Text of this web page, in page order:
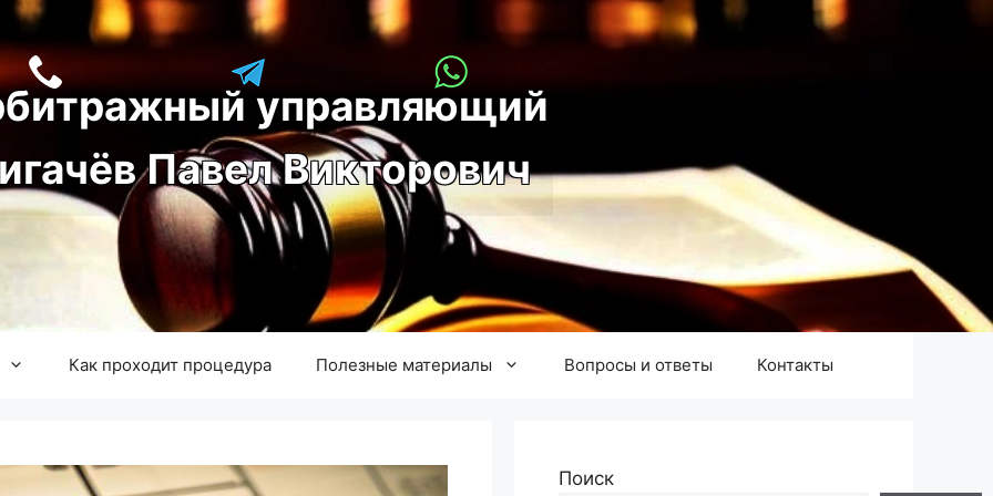
управляющий
игачёв Павел Викторович
Как проходит процедура Полезные материалы Вопросы и ответы Контакты
Поиск